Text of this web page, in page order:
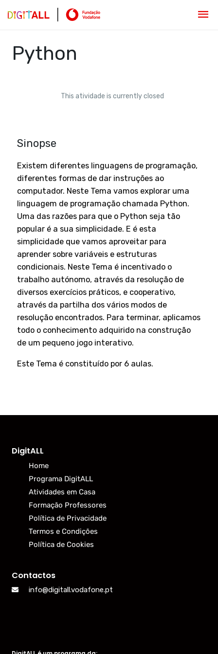
Python
This atividade is currently closed
Sinopse
Existem diferentes linguagens de programação,
diferentes formas de dar instruções ao
computador. Neste Tema vamos explorar uma
linguagem de programação chamada Python.
Uma das razões para que o Python seja tão
popular é a sua simplicidade. E é esta
simplicidade que vamos aproveitar para
aprender sobre variáveis e estruturas
condicionais. Neste Tema é incentivado o
trabalho autónomo, através da resolução de
diversos exercícios práticos, e cooperativo,
através da partilha dos vários modos de
resolução encontrados. Para terminar, aplicamos
todo o conhecimento adquirido na construção
de um pequeno jogo interativo.
Este Tema é constituído por 6 aulas.
DigitALL
Home
Programa DigitALL
Atividades em Casa
Formação Professores
Política de Privacidade
Termos e Condições
Política de Cookies
Contactos
info@digitall.vodafone.pt